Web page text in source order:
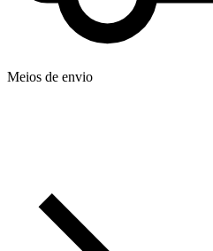
Meios de envio